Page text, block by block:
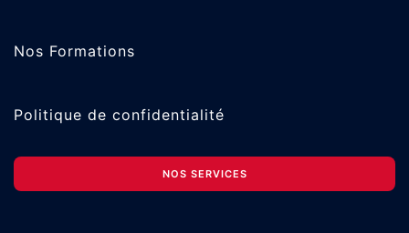
Nos Formations
Politique de confidentialité
NOS SERVICES